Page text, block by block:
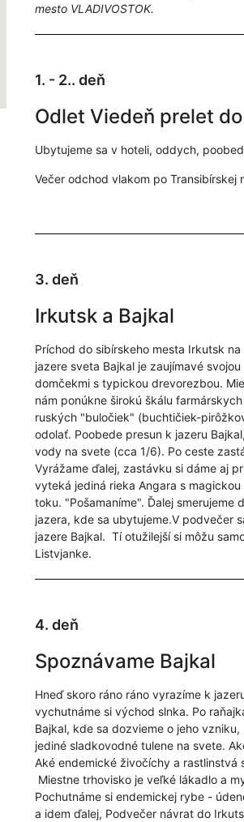
mesto VLADIVOSTOK.
1. - 2.. deň
Odlet Viedeň prelet
Ubytujeme sa v hoteli, oddych,
Večer odchod vlakom po Transibírskej
3. deň
Irkutsk a Bajkal
Príchod do sibírskeho mesta Irkutsk
jazere sveta Bajkal je zaujímavé
domčekmi s typickou drevorezbou.
nám ponúkne širokú škálu
ruských "buločiek" (buchtičiek-
odolať. Poobede presun k jazeru
vody na svete (cca 1/6). Po ceste
Vyrážame ďalej, zastávku si dáme aj
vyteká jediná rieka Angara s
toku. "Pošamaníme". Ďalej smerujeme
jazera, kde sa ubytujeme.V podvečer
jazere Bajkal. Tí otužilejší si môžu
Listvjanke.
4. deň
Spoznávame Bajkal
Hneď skoro ráno ráno vyrazíme k
vychutnáme si východ slnka. Po
Bajkal, kde sa dozvieme o jeho
jediné sladkovodné tulene na svete.
Aké endemické živočíchy a rastlinstvá
Miestne trhovisko je veľké lákadlo a
Pochutnáme si endemickej rybe -
a idem ďalej, Podvečer návrat do